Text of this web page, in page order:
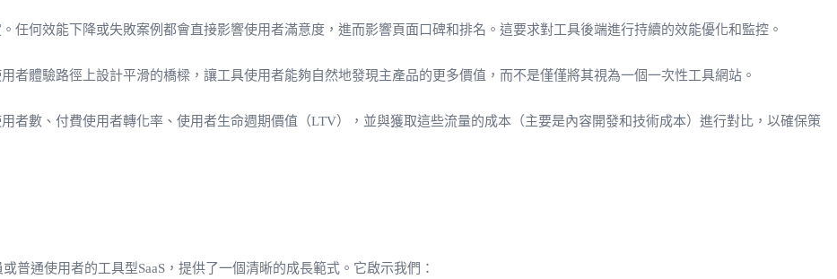
任何效能下降或失敗案例都會直接影響使用者滿意度，進而影響頁面口碑和排名。這要求對工具後端進行持續的效能優化和監控。
者體驗路徑上設計平滑的橋樑，讓工具使用者能夠自然地發現主產品的更多價值，而不是僅僅將其視為一個一次性工具網站。
者數、付費使用者轉化率、使用者生命週期價值（LTV），並與獲取這些流量的成本（主要是內容開發和技術成本）進行對比，以確保策
普通使用者的工具型SaaS，提供了一個清晰的成長範式。它啟示我們：